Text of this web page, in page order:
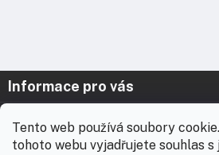
Tento web používá soubory
tohoto webu vyjadřujete souhlas s
Z
p
Informace pro vás
Prodejna Nymburk
Prodejna Solnice